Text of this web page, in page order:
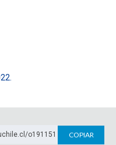
o191151 COPIAR